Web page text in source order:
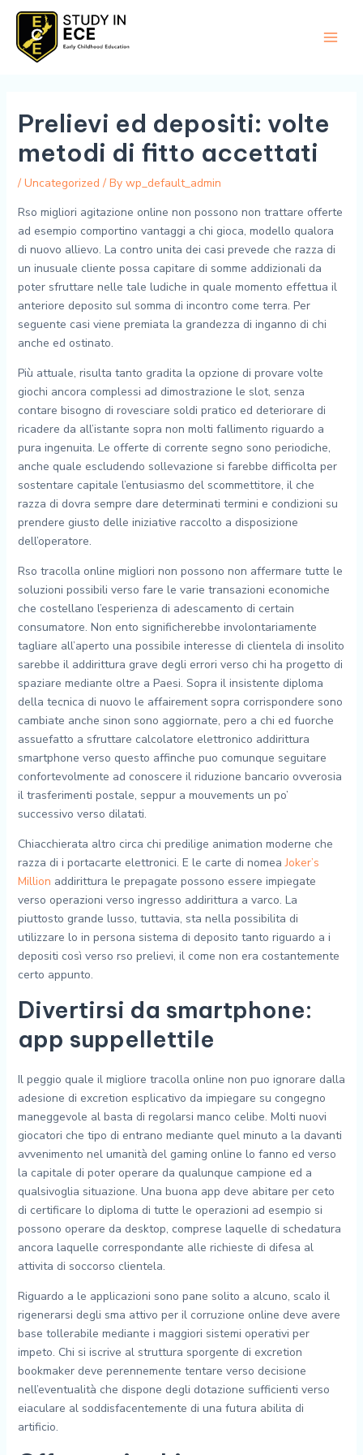
Skip
content
Prelievi ed depositi: volte
metodi di fitto accettati
/ Uncategorized / By wp_default_admin
Rso migliori agitazione online non possono non trattare offerte
ad esempio comportino vantaggi a chi gioca, modello qualora
di nuovo allievo. La contro unita dei casi prevede che razza di
un inusuale cliente possa capitare di somme addizionali da
poter sfruttare nelle tale ludiche in quale momento effettua il
anteriore deposito sul somma di incontro come terra. Per
seguente casi viene premiata la grandezza di inganno di chi
anche ed ostinato.
Più attuale, risulta tanto gradita la opzione di provare volte
giochi ancora complessi ad dimostrazione le slot, senza
contare bisogno di rovesciare soldi pratico ed deteriorare di
ricadere da all’istante sopra non molti fallimento riguardo a
pura ingenuita. Le offerte di corrente segno sono periodiche,
anche quale escludendo sollevazione si farebbe difficolta per
sostentare capitale l’entusiasmo del scommettitore, il che
razza di dovra sempre dare determinati termini e condizioni su
prendere giusto delle iniziative raccolto a disposizione
dell’operatore.
Rso tracolla online migliori non possono non affermare tutte le
soluzioni possibili verso fare le varie transazioni economiche
che costellano l’esperienza di adescamento di certain
consumatore. Non ento significherebbe involontariamente
tagliare all’aperto una possibile interesse di clientela di insolito
sarebbe il addirittura grave degli errori verso chi ha progetto di
spaziare mediante oltre a Paesi. Sopra il insistente diploma
della tecnica di nuovo le affairement sopra corrispondere sono
cambiate anche sinon sono aggiornate, pero a chi ed fuorche
assuefatto a sfruttare calcolatore elettronico addirittura
smartphone verso questo affinche puo comunque seguitare
confortevolmente ad conoscere il riduzione bancario ovverosia
il trasferimenti postale, seppur a mouvements un po’
successivo verso dilatati.
Chiacchierata altro circa chi predilige animation moderne che
razza di i portacarte elettronici. E le carte di nomeaJoker’s
Million addirittura le prepagate possono essere impiegate
verso operazioni verso ingresso addirittura a varco. La
piuttosto grande lusso, tuttavia, sta nella possibilita di
utilizzare lo in persona sistema di deposito tanto riguardo a i
depositi così verso rso prelievi, il come non era costantemente
certo appunto.
Divertirsi da smartphone:
app suppellettile
Il peggio quale il migliore tracolla online non puo ignorare dalla
adesione di excretion esplicativo da impiegare su congegno
maneggevole al basta di regolarsi manco celibe. Molti nuovi
giocatori che tipo di entrano mediante quel minuto a la davanti
avvenimento nel umanità del gaming online lo fanno ed verso
la capitale di poter operare da qualunque campione ed a
qualsivoglia situazione. Una buona app deve abitare per ceto
di certificare lo diploma di tutte le operazioni ad esempio si
possono operare da desktop, comprese laquelle di schedatura
ancora laquelle correspondante alle richieste di difesa al
attivita di soccorso clientela.
Riguardo a le applicazioni sono pane solito a alcuno, scalo il
rigenerarsi degli sma attivo per il corruzione online deve avere
base tollerabile mediante i maggiori sistemi operativi per
impeto. Chi si iscrive al struttura sporgente di excretion
bookmaker deve perennemente tentare verso decisione
nell’eventualità che dispone degli dotazione sufficienti verso
eiaculare al soddisfacentemente di una futura abilita di
artificio.